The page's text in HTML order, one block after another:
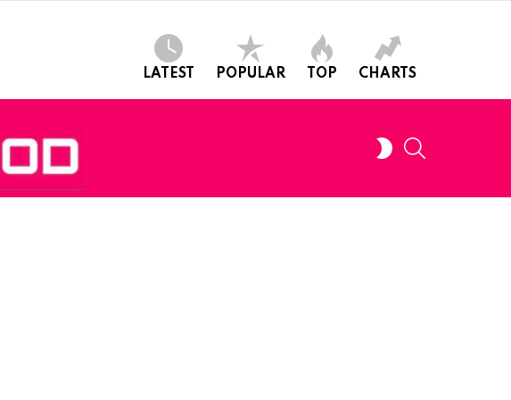
LATEST POPULAR TOP CHARTS
SWITCH
SKIN